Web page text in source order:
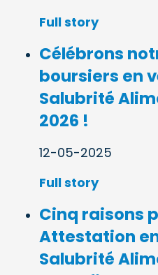
Full story
Célébrons
boursiers en
Salubrité
2026 !
12-05-2025
Full story
Cinq raisons
Attestation
Salubrité